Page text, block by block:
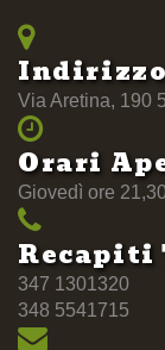
Via Aretina, 190
Orari
Giovedì ore
Recapiti
347 1301320
348 5541715